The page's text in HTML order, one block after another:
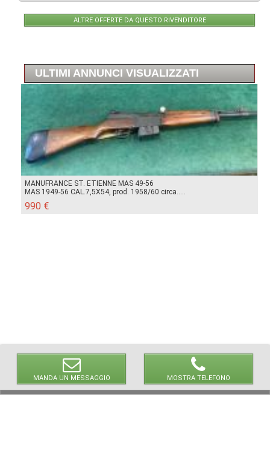
MANDA UN MESSAGGIO MOSTRA TELEFONO
ALTRE OFFERTE DA QUESTO RIVENDITORE
ULTIMI ANNUNCI VISUALIZZATI
MANUFRANCE ST. ETIENNE MAS 49-56
MAS 1949-56 CAL.7,5X54, prod. 1958/60 circa.....
990 €